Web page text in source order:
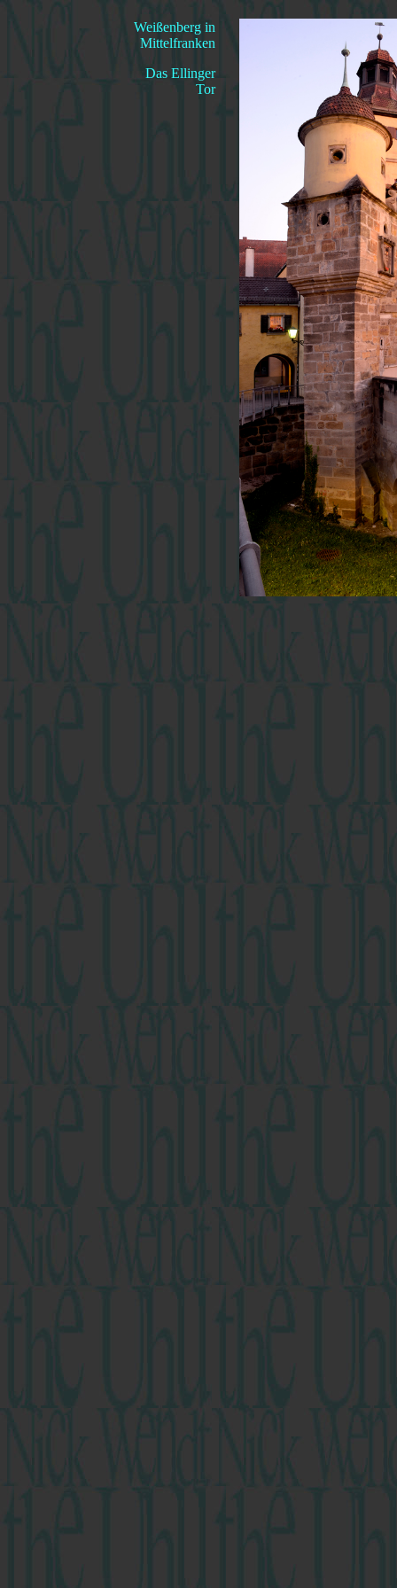
Weißenberg in
Mittelfranken
Das Ellinger
Tor